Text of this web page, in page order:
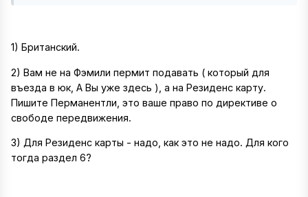
1) Британский.
2) Вам не на Фэмили пермит подавать ( который для
въезда в юк, А Вы уже здесь ), а на Резиденс карту.
Пишите Перманентли, это ваше право по директиве о
свободе передвижения.
3) Для Резиденс карты - надо, как это не надо. Для кого
тогда раздел 6?